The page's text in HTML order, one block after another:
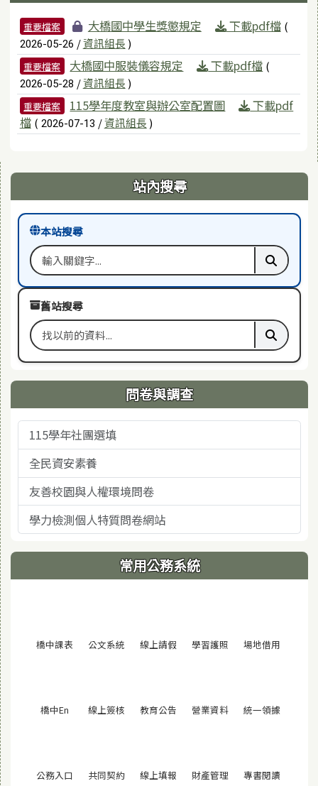
檔案列表
重要檔案 大橋國中學生獎懲規定 下載pdf檔 (
2026-05-26 /資訊組長 )
重要檔案 大橋國中服裝儀容規定 下載pdf檔 (
2026-05-28 /資訊組長 )
重要檔案 115學年度教室與辦公室配置圖
下載pdf
檔 ( 2026-07-13 /資訊組長 )
右邊區域內容 站內搜尋
本站搜尋
搜尋關鍵字 執行本
舊站搜尋
搜尋舊站關鍵字 執行舊
問卷與調查
115學年社團選填
全民資安素養
友善校園與人權環境問卷
學力檢測個人特質問卷網站
常用公務系統
橋中課表 (另開視窗)
公文系統 (另開視窗)
線上請假 (另開視窗)
學習護照 (另開視窗)
場地借用
橋中En (另開視窗)
線上簽核 (另開視窗)
教育公告 (另開視窗)
營業資料(另開視窗)
統一領據
公務入口 (另開視窗)
共同契約(另開視窗)
線上填報 (另開視窗)
財產管理 (另開視窗)
專書閱讀